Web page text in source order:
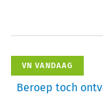
VN VANDAAG
Beroep toch